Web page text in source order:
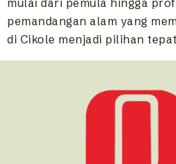
pemandangan alam yang
di Cikole menjadi pilihan